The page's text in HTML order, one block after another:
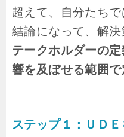
超えて、自分たち
結論になって、解決
テークホルダーの
響を及ぼせる範囲で
ステップ１：ＵＤ